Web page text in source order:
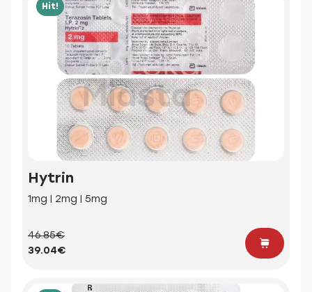
Hit!
Hytrin
1mg | 2mg | 5mg
46.85€
39.04€